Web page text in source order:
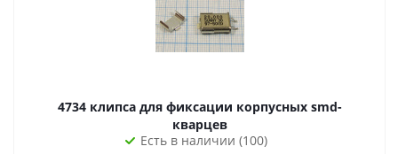
4734 клипса для фиксации корпусных smd-
кварцев
Есть в наличии (100)